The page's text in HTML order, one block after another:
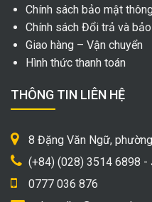
Chính sách bảo mật
Chính sách Đổi trả và
Giao hàng – Vận chuyển
Hình thức thanh toán
THÔNG TIN LIÊN HỆ
8 Đặng Văn Ngữ,
(+84) (028) 3514 6898
0777 036 876